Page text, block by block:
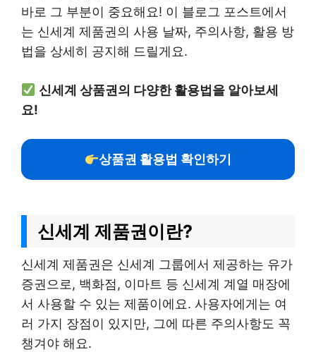
바로 그 부분이 중요해요! 이 블로그 포스트에서
는 신세계 제품권의 사용 날짜, 주의사항, 활용 방
법을 상세히 공지해 드릴게요.
신세계 상품권의 다양한 활용법을 알아보세
요!
상품권 활용법 확인하기
신세계 제품권이란?
신세계 제품권은 신세계 그룹에서 제공하는 유가
증권으로, 백화점, 이마트 등 신세계 계열 매장에
서 사용할 수 있는 제품이에요. 사용자에게는 여
러 가지 장점이 있지만, 그에 따른 주의사항도 꼭
챙겨야 해요.